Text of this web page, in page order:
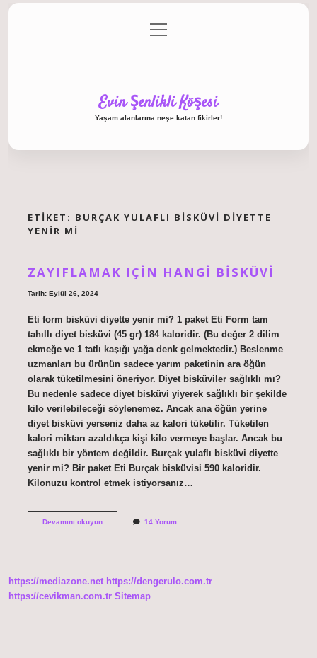
Gizlilik Politikası
menüyü
aç
Evin Şenlikli Köşesi
Yaşam alanlarına neşe katan fikirler!
ETIKET: BURÇAK YULAFLI BISKÜVI DIYETTE
YENIR MI
ZAYIFLAMAK IÇIN HANGI BISKÜVI
Tarih: Eylül 26, 2024
Eti form bisküvi diyette yenir mi? 1 paket Eti Form tam
tahıllı diyet bisküvi (45 gr) 184 kaloridir. (Bu değer 2 dilim
ekmeğe ve 1 tatlı kaşığı yağa denk gelmektedir.) Beslenme
uzmanları bu ürünün sadece yarım paketinin ara öğün
olarak tüketilmesini öneriyor. Diyet bisküviler sağlıklı mı?
Bu nedenle sadece diyet bisküvi yiyerek sağlıklı bir şekilde
kilo verilebileceği söylenemez. Ancak ana öğün yerine
diyet bisküvi yerseniz daha az kalori tüketilir. Tüketilen
kalori miktarı azaldıkça kişi kilo vermeye başlar. Ancak bu
sağlıklı bir yöntem değildir. Burçak yulaflı bisküvi diyette
yenir mi? Bir paket Eti Burçak bisküvisi 590 kaloridir.
Kilonuzu kontrol etmek istiyorsanız…
Devamını okuyunZayıflamak 14 Yorum
https://mediazone.net https://dengerulo.com.tr
https://cevikman.com.tr Sitemap